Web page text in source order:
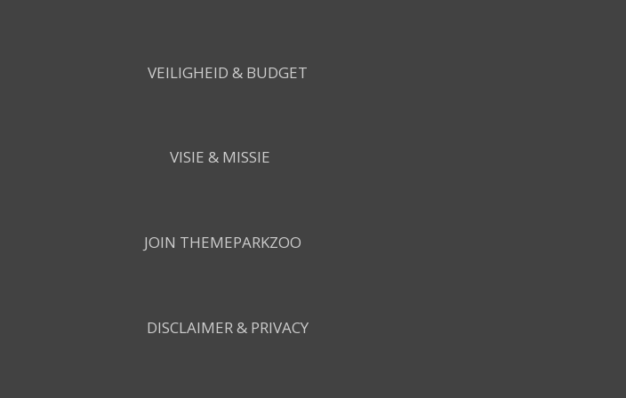
VEILIGHEID & BUDGET
VISIE & MISSIE
JOIN THEMEPARKZOO
DISCLAIMER & PRIVACY